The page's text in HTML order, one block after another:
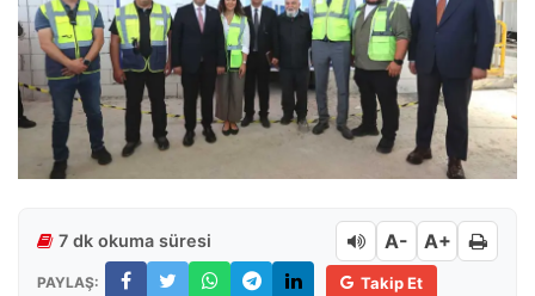
7 dk okuma süresi A- A+
PAYLAŞ: Takip Et